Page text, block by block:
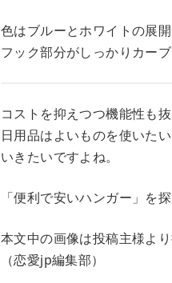
色はブルーとホワイトの展開
フック部分がしっかりカー
コストを抑えつつ機能性も
日用品はよいものを使いた
いきたいですよね。
「便利で安いハンガー」を
本文中の画像は投稿主様よ
（恋愛jp編集部）